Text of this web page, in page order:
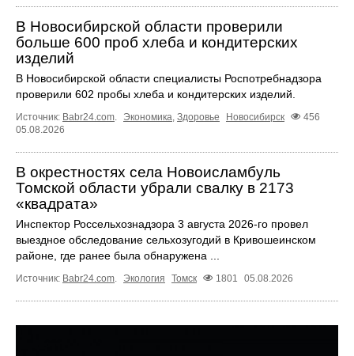
В Новосибирской области проверили
больше 600 проб хлеба и кондитерских
изделий
В Новосибирской области специалисты Роспотребнадзора
проверили 602 пробы хлеба и кондитерских изделий.
Источник: Babr24.com. Экономика, Здоровье Новосибирск
456
05.08.2026
В окрестностях села Новоисламбуль
Томской области убрали свалку в 2173
«квадрата»
Инспектор Россельхознадзора 3 августа 2026-го провел
выездное обследование сельхозугодий в Кривошеинском
районе, где ранее была обнаружена ...
Источник: Babr24.com. Экология Томск 1801 05.08.2026